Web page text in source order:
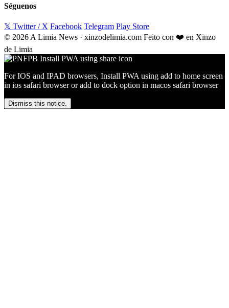
Séguenos
𝕏 Twitter / X Facebook Telegram Play Store
© 2026 A Limia News · xinzodelimia.com Feito con ❤️ en Xinzo
de Limia
For IOS and IPAD browsers, Install PWA using add to home screen
in ios safari browser or add to dock option in macos safari browser
Dismiss this notice.